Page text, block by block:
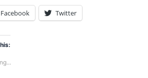
Facebook Twitter